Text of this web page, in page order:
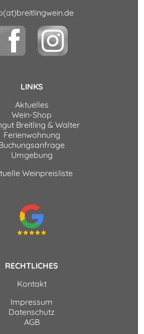
LINKS
Aktuelles
Wein-Shop
Breitling & Walter
Ferienwohnung
Umgebung
Weinpreisliste
RECHTLICHES
Kontakt
Impressum
Datenschutz
AGB